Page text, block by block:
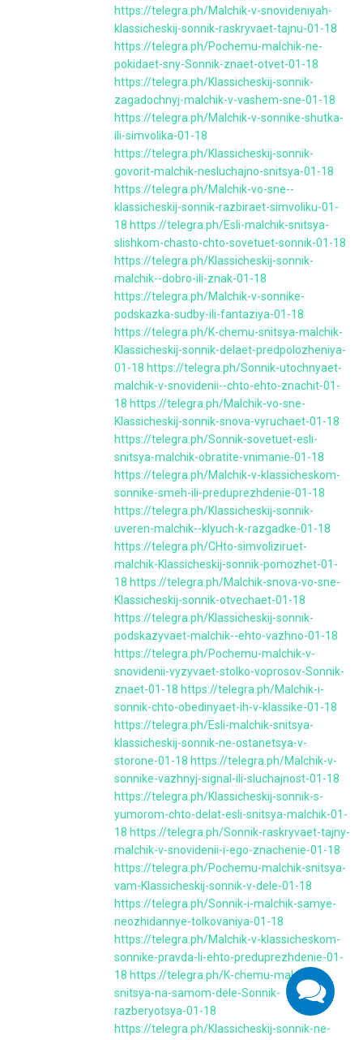
https://telegra.ph/Malchik-v-snovideniyah-
klassicheskij-sonnik-raskryvaet-tajnu-01-18
https://telegra.ph/Pochemu-malchik-ne-
pokidaet-sny-Sonnik-znaet-otvet-01-18
https://telegra.ph/Klassicheskij-sonnik-
zagadochnyj-malchik-v-vashem-sne-01-18
https://telegra.ph/Malchik-v-sonnike-shutka-
ili-simvolika-01-18
https://telegra.ph/Klassicheskij-sonnik-
govorit-malchik-nesluchajno-snitsya-01-18
https://telegra.ph/Malchik-vo-sne--
klassicheskij-sonnik-razbiraet-simvoliku-01-
18 https://telegra.ph/Esli-malchik-snitsya-
slishkom-chasto-chto-sovetuet-sonnik-01-18
https://telegra.ph/Klassicheskij-sonnik-
malchik--dobro-ili-znak-01-18
https://telegra.ph/Malchik-v-sonnike-
podskazka-sudby-ili-fantaziya-01-18
https://telegra.ph/K-chemu-snitsya-malchik-
Klassicheskij-sonnik-delaet-predpolozheniya-
01-18 https://telegra.ph/Sonnik-utochnyaet-
malchik-v-snovidenii--chto-ehto-znachit-01-
18 https://telegra.ph/Malchik-vo-sne-
Klassicheskij-sonnik-snova-vyruchaet-01-18
https://telegra.ph/Sonnik-sovetuet-esli-
snitsya-malchik-obratite-vnimanie-01-18
https://telegra.ph/Malchik-v-klassicheskom-
sonnike-smeh-ili-preduprezhdenie-01-18
https://telegra.ph/Klassicheskij-sonnik-
uveren-malchik--klyuch-k-razgadke-01-18
https://telegra.ph/CHto-simvoliziruet-
malchik-Klassicheskij-sonnik-pomozhet-01-
18 https://telegra.ph/Malchik-snova-vo-sne-
Klassicheskij-sonnik-otvechaet-01-18
https://telegra.ph/Klassicheskij-sonnik-
podskazyvaet-malchik--ehto-vazhno-01-18
https://telegra.ph/Pochemu-malchik-v-
snovidenii-vyzyvaet-stolko-voprosov-Sonnik-
znaet-01-18 https://telegra.ph/Malchik-i-
sonnik-chto-obedinyaet-ih-v-klassike-01-18
https://telegra.ph/Esli-malchik-snitsya-
klassicheskij-sonnik-ne-ostanetsya-v-
storone-01-18 https://telegra.ph/Malchik-v-
sonnike-vazhnyj-signal-ili-sluchajnost-01-18
https://telegra.ph/Klassicheskij-sonnik-s-
yumorom-chto-delat-esli-snitsya-malchik-01-
18 https://telegra.ph/Sonnik-raskryvaet-tajny-
malchik-v-snovidenii-i-ego-znachenie-01-18
https://telegra.ph/Pochemu-malchik-snitsya-
vam-Klassicheskij-sonnik-v-dele-01-18
https://telegra.ph/Sonnik-i-malchik-samye-
neozhidannye-tolkovaniya-01-18
https://telegra.ph/Malchik-v-klassicheskom-
sonnike-pravda-li-ehto-preduprezhdenie-01-
18 https://telegra.ph/K-chemu-malchik-
snitsya-na-samom-dele-Sonnik-
razberyotsya-01-18
https://telegra.ph/Klassicheskij-sonnik-ne-